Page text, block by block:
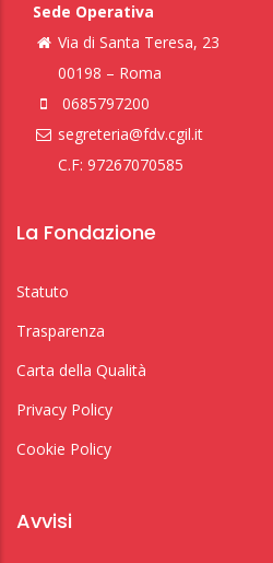
Sede Operativa
Via di Santa Teresa, 23
00198 – Roma
0685797200
segreteria@fdv.cgil.it
C.F: 97267070585
La Fondazione
Statuto
Trasparenza
Carta della Qualità
Privacy Policy
Cookie Policy
Avvisi